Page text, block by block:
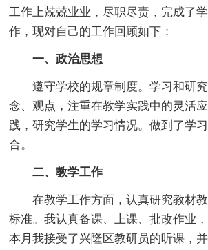
工作上兢兢业业，尽职尽责，完成了
作，现对自己的工作回顾如下：
一、政治思想
遵守学校的规章制度。学习和研
念、观点，注重在教学实践中的灵活
践，研究学生的学习情况。做到了学
合。
二、教学工作
在教学工作方面，认真研究教材
标准。我认真备课、上课、批改作业，
本月我接受了兴隆区教研员的听课，